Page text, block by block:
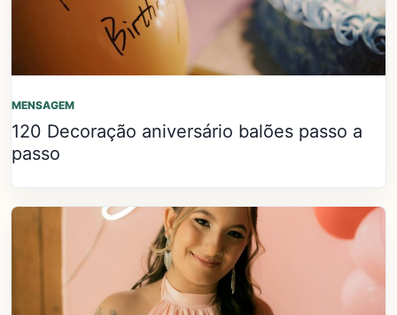
MENSAGEM
120 Decoração aniversário balões passo a
passo